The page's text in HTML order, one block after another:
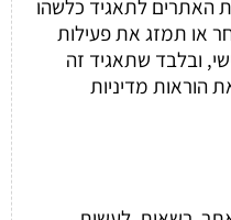
האתרים לתאגיד כלשהו
או תמזג את פעילות
ובלבד שתאגיד זה
הוראות מדיניות